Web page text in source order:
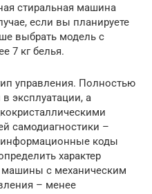
стиральная машина
если вы планируете
выбрать модель с
7 кг белья.
управления. Полностью
эксплуатации, а
самодиагностики –
информационные коды
характер
машины с механическим
– менее